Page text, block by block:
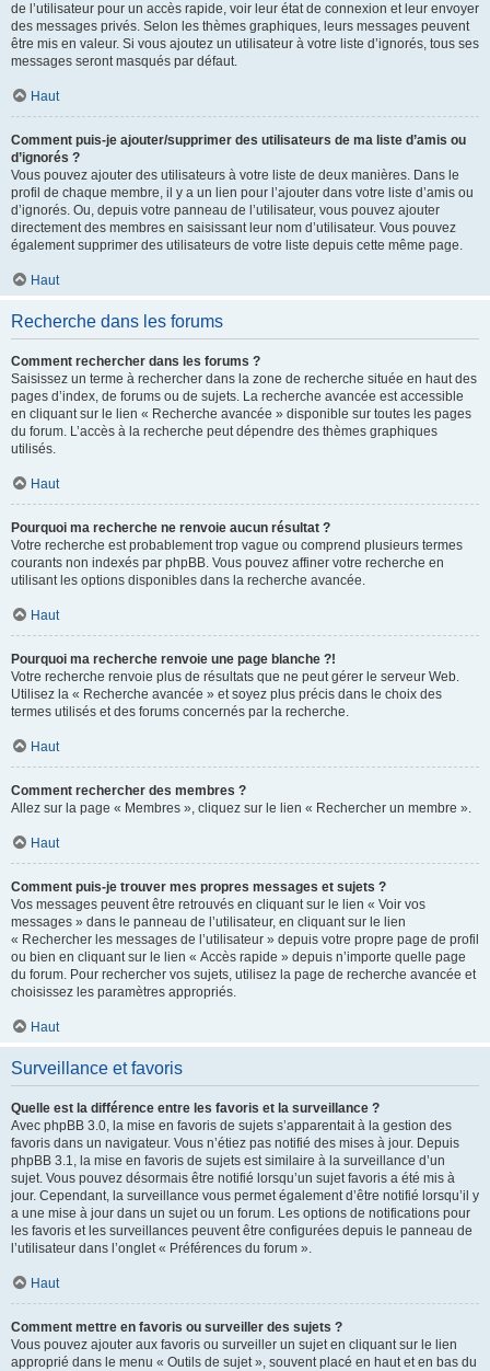
de l’utilisateur pour un accès rapide, voir leur état de connexion et leur envoyer
des messages privés. Selon les thèmes graphiques, leurs messages peuvent
être mis en valeur. Si vous ajoutez un utilisateur à votre liste d’ignorés, tous ses
messages seront masqués par défaut.
Haut
Comment puis-je ajouter/supprimer des utilisateurs de ma liste d’amis ou
d’ignorés ?
Vous pouvez ajouter des utilisateurs à votre liste de deux manières. Dans le
profil de chaque membre, il y a un lien pour l’ajouter dans votre liste d’amis ou
d’ignorés. Ou, depuis votre panneau de l’utilisateur, vous pouvez ajouter
directement des membres en saisissant leur nom d’utilisateur. Vous pouvez
également supprimer des utilisateurs de votre liste depuis cette même page.
Haut
Recherche dans les forums
Comment rechercher dans les forums ?
Saisissez un terme à rechercher dans la zone de recherche située en haut des
pages d’index, de forums ou de sujets. La recherche avancée est accessible
en cliquant sur le lien « Recherche avancée » disponible sur toutes les pages
du forum. L’accès à la recherche peut dépendre des thèmes graphiques
utilisés.
Haut
Pourquoi ma recherche ne renvoie aucun résultat ?
Votre recherche est probablement trop vague ou comprend plusieurs termes
courants non indexés par phpBB. Vous pouvez affiner votre recherche en
utilisant les options disponibles dans la recherche avancée.
Haut
Pourquoi ma recherche renvoie une page blanche ?!
Votre recherche renvoie plus de résultats que ne peut gérer le serveur Web.
Utilisez la « Recherche avancée » et soyez plus précis dans le choix des
termes utilisés et des forums concernés par la recherche.
Haut
Comment rechercher des membres ?
Allez sur la page « Membres », cliquez sur le lien « Rechercher un membre ».
Haut
Comment puis-je trouver mes propres messages et sujets ?
Vos messages peuvent être retrouvés en cliquant sur le lien « Voir vos
messages » dans le panneau de l’utilisateur, en cliquant sur le lien
« Rechercher les messages de l’utilisateur » depuis votre propre page de profil
ou bien en cliquant sur le lien « Accès rapide » depuis n’importe quelle page
du forum. Pour rechercher vos sujets, utilisez la page de recherche avancée et
choisissez les paramètres appropriés.
Haut
Surveillance et favoris
Quelle est la différence entre les favoris et la surveillance ?
Avec phpBB 3.0, la mise en favoris de sujets s’apparentait à la gestion des
favoris dans un navigateur. Vous n’étiez pas notifié des mises à jour. Depuis
phpBB 3.1, la mise en favoris de sujets est similaire à la surveillance d’un
sujet. Vous pouvez désormais être notifié lorsqu’un sujet favoris a été mis à
jour. Cependant, la surveillance vous permet également d’être notifié lorsqu’il y
a une mise à jour dans un sujet ou un forum. Les options de notifications pour
les favoris et les surveillances peuvent être configurées depuis le panneau de
l’utilisateur dans l’onglet « Préférences du forum ».
Haut
Comment mettre en favoris ou surveiller des sujets ?
Vous pouvez ajouter aux favoris ou surveiller un sujet en cliquant sur le lien
approprié dans le menu « Outils de sujet », souvent placé en haut et en bas du